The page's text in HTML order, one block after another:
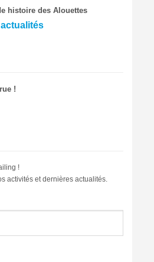
histoire des Alouettes
!
!
activités et dernières actualités.